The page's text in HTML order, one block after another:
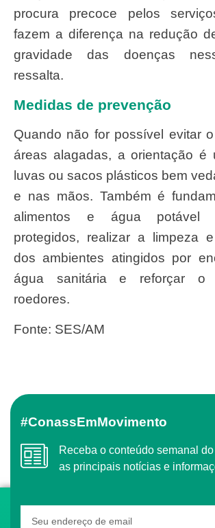
procura precoce pelos
fazem a diferença na redução
gravidade das doenças
ressalta.
Medidas de prevenção
Quando não for possível evitar o contato com
áreas alagadas, a orientação é
luvas ou sacos plásticos bem
e nas mãos. Também é
alimentos e água potável
protegidos, realizar a limpeza
dos ambientes atingidos por
água sanitária e reforçar o
roedores.
Fonte: SES/AM
#ConassEmMovimento
Receba o conteúdo semanal do Conass com
as principais notícias e